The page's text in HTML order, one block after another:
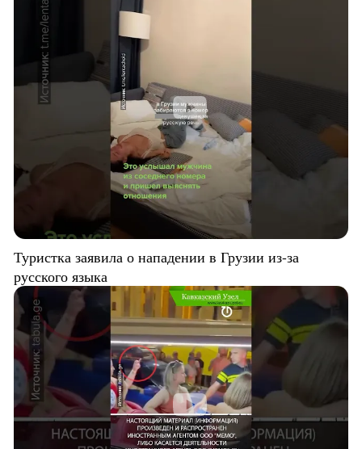
Туристка заявила о нападении в Грузии из-за
русского языка